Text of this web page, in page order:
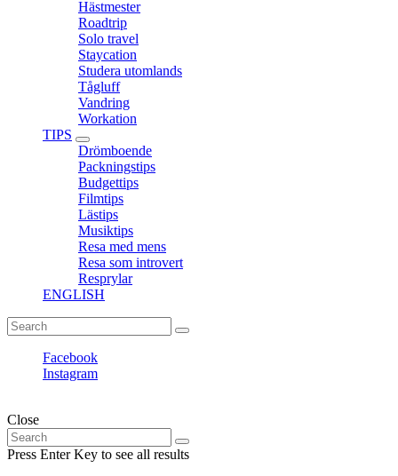
Hästmester
Roadtrip
Solo travel
Staycation
Studera utomlands
Tågluff
Vandring
Workation
TIPS
expand
child
menu
Drömboende
Packningstips
Budgettips
Filmtips
Lästips
Musiktips
Resa med mens
Resa som introvert
Resprylar
ENGLISH
Search
for:
Search
Facebook
Instagram
Close
Search
for:
Search
Press Enter Key to see all results